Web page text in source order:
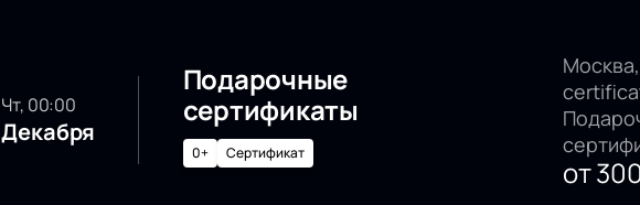
чт, 00:00
Декабря
Подарочные
сертификаты
0+ Сертификат
от